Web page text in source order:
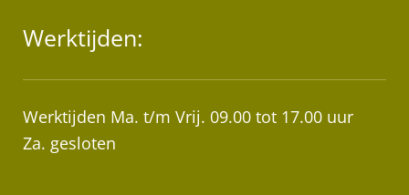
Werktijden:
Werktijden Ma. t/m Vrij. 09.00 tot 17.00 uur
Za. gesloten